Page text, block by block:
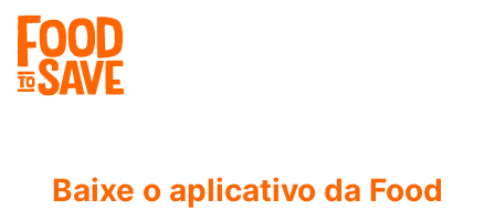
Baixe o aplicativo da Food